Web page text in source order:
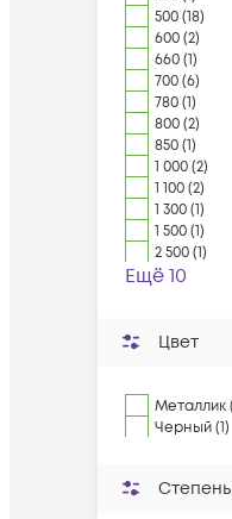
500 (18)
600 (2)
660 (1)
700 (6)
780 (1)
800 (2)
850 (1)
1 000 (2)
1 100 (2)
1 300 (1)
1 500 (1)
2 500 (1)
Ещё 10
Цвет
Металлик
Черный (1)